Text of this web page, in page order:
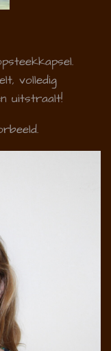
volledig
uitstraalt!